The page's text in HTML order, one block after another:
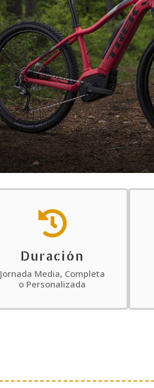

Duración
Jornada Media, Completa
o Personalizada